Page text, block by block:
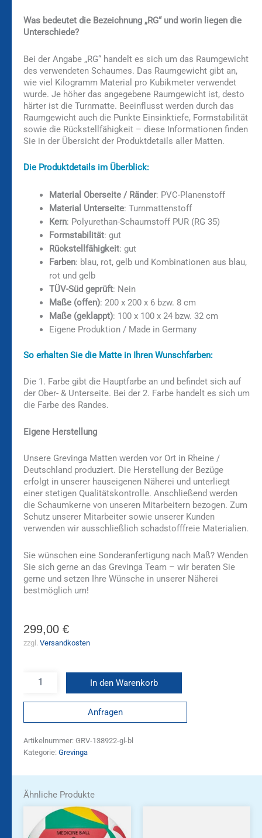
Was bedeutet die Bezeichnung „RG“ und worin liegen die
Unterschiede?
Bei der Angabe „RG“ handelt es sich um das Raumgewicht
des verwendeten Schaumes. Das Raumgewicht gibt an,
wie viel Kilogramm Material pro Kubikmeter verwendet
wurde. Je höher das angegebene Raumgewicht ist, desto
härter ist die Turnmatte. Beeinflusst werden durch das
Raumgewicht auch die Punkte Einsinktiefe, Formstabilität
sowie die Rückstellfähigkeit – diese Informationen finden
Sie in der Übersicht der Produktdetails aller Matten.
Die Produktdetails im Überblick:
Material Oberseite / Ränder: PVC-Planenstoff
Material Unterseite: Turnmattenstoff
Kern: Polyurethan-Schaumstoff PUR (RG 35)
Formstabilität: gut
Rückstellfähigkeit: gut
Farben: blau, rot, gelb und Kombinationen aus blau,
rot und gelb
TÜV-Süd geprüft: Nein
Maße (offen): 200 x 200 x 6 bzw. 8 cm
Maße (geklappt): 100 x 100 x 24 bzw. 32 cm
Eigene Produktion / Made in Germany
So erhalten Sie die Matte in Ihren Wunschfarben:
Die 1. Farbe gibt die Hauptfarbe an und befindet sich auf
der Ober- & Unterseite. Bei der 2. Farbe handelt es sich um
die Farbe des Randes.
Eigene Herstellung
Unsere Grevinga Matten werden vor Ort in Rheine /
Deutschland produziert. Die Herstellung der Bezüge
erfolgt in unserer hauseigenen Näherei und unterliegt
einer stetigen Qualitätskontrolle. Anschließend werden
die Schaumkerne von unseren Mitarbeitern bezogen. Zum
Schutz unserer Mitarbeiter sowie unserer Kunden
verwenden wir ausschließlich schadstofffreie Materialien.
Sie wünschen eine Sonderanfertigung nach Maß? Wenden
Sie sich gerne an das Grevinga Team – wir beraten Sie
gerne und setzen Ihre Wünsche in unserer Näherei
bestmöglich um!
299,00 €
zzgl. Versandkosten
In den Warenkorb
Anfragen
Artikelnummer: GRV-138922-gl-bl
Kategorie: Grevinga
Ähnliche Produkte